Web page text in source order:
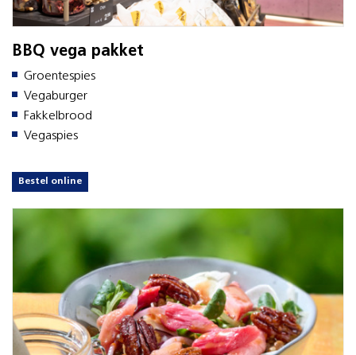
BBQ vega pakket
Groentespies
Vegaburger
Fakkelbrood
Vegaspies
Bestel online